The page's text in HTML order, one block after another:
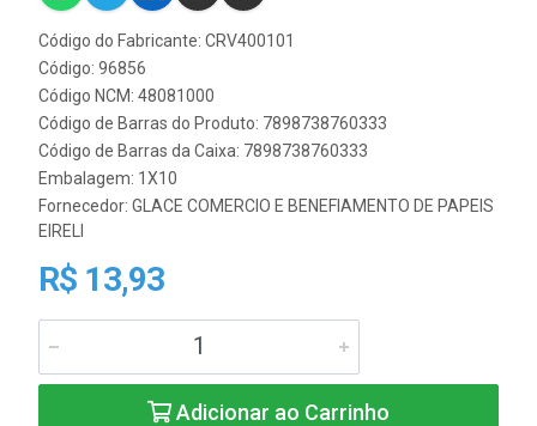
Código do Fabricante: CRV400101
Código: 96856
Código NCM: 48081000
Código de Barras do Produto: 7898738760333
Código de Barras da Caixa: 7898738760333
Embalagem: 1X10
Fornecedor: GLACE COMERCIO E BENEFIAMENTO DE PAPEIS
EIRELI
R$ 13,93
Adicionar ao Carrinho